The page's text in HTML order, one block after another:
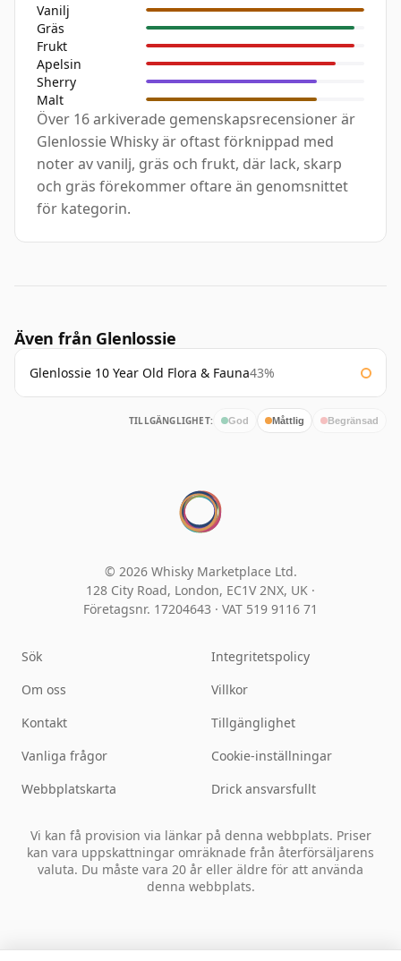
Vanilj
Gräs
Frukt
Apelsin
Sherry
Malt
Över 16 arkiverade gemenskapsrecensioner är
Glenlossie Whisky är oftast förknippad med
noter av vanilj, gräs och frukt, där lack, skarp
och gräs förekommer oftare än genomsnittet
för kategorin.
Även från Glenlossie
Glenlossie 10 Year Old Flora & Fauna43%
TILLGÄNGLIGHET: God Måttlig Begränsad
© 2026 Whisky Marketplace Ltd.
128 City Road, London, EC1V 2NX, UK ·
Företagsnr. 17204643 · VAT 519 9116 71
Sök
Om oss
Kontakt
Vanliga frågor
Webbplatskarta
Integritetspolicy
Villkor
Tillgänglighet
Cookie-inställningar
Drick ansvarsfullt
Vi kan få provision via länkar på denna webbplats. Priser
kan vara uppskattningar omräknade från återförsäljarens
valuta. Du måste vara 20 år eller äldre för att använda
denna webbplats.